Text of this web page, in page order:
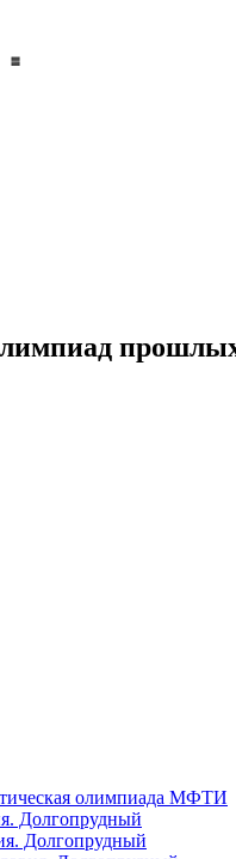
олимпиада МФТИ
Долгопрудный
Долгопрудный